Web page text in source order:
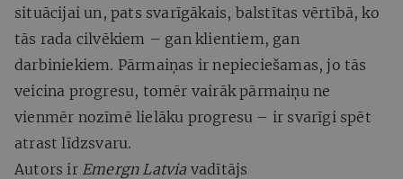
situācijai un, pats svarīgākais, balstītas vērtībā, ko
tās rada cilvēkiem – gan klientiem, gan
darbiniekiem. Pārmaiņas ir nepieciešamas, jo tās
veicina progresu, tomēr vairāk pārmaiņu ne
vienmēr nozīmē lielāku progresu – ir svarīgi spēt
atrast līdzsvaru.
Autors ir Emergn Latvia vadītājs